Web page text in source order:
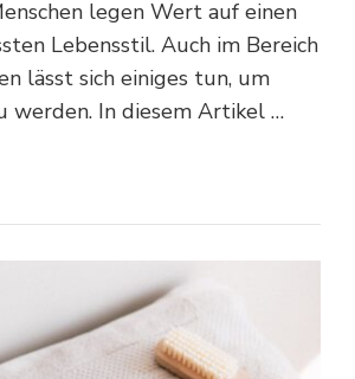
legen Wert auf einen
Lebensstil. Auch im Bereich
lässt sich einiges tun, um
werden. In diesem Artikel …